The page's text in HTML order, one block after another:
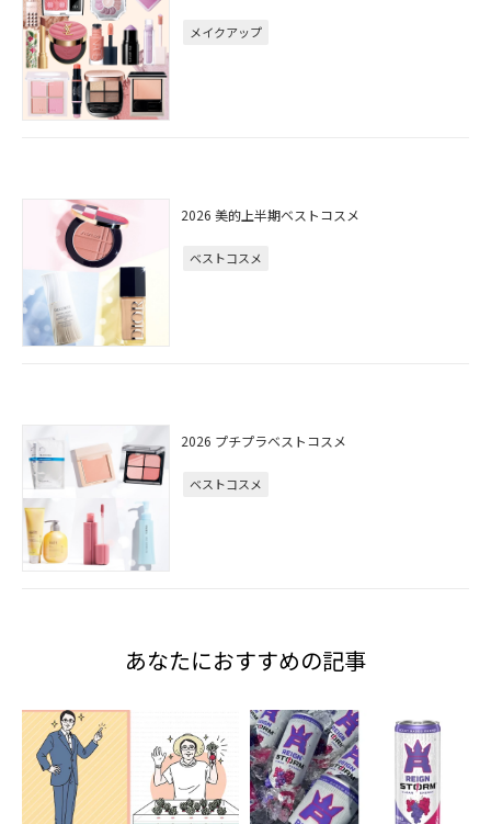
メイクアップ
2026 美的上半期ベストコスメ
ベストコスメ
2026 プチプラベストコスメ
ベストコスメ
あなたにおすすめの記事